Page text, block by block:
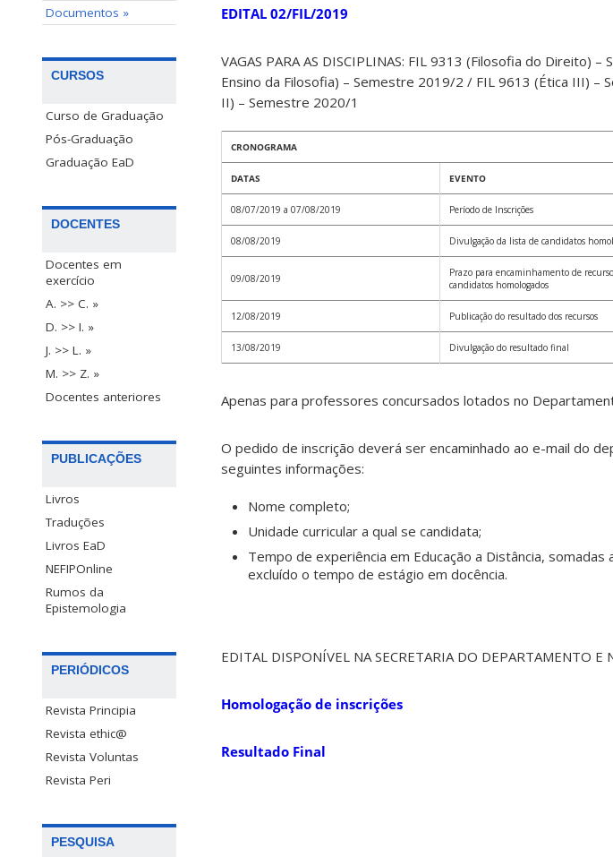
Documentos »
CURSOS
Curso de Graduação
Pós-Graduação
Graduação EaD
DOCENTES
Docentes em
exercício
A. >> C. »
D. >> I. »
J. >> L. »
M. >> Z. »
Docentes anteriores
PUBLICAÇÕES
Livros
Traduções
Livros EaD
NEFIPOnline
Rumos da
Epistemologia
PERIÓDICOS
Revista Principia
Revista ethic@
Revista Voluntas
Revista Peri
PESQUISA
EDITAL 02/FIL/2019
VAGAS PARA AS DISCIPLINAS: FIL 9313 (Filosofia do Direito)
Ensino da Filosofia) – Semestre 2019/2 / FIL 9613 (Ética III) –
II) – Semestre 2020/1
CRONOGRAMA
DATAS EVENTO
08/07/2019 a 07/08/2019 Período de Inscrições
08/08/2019 Divulgação da lista de candidatos
09/08/2019
Prazo para encaminhamento de
candidatos homologados
12/08/2019 Publicação do resultado dos recursos
13/08/2019 Divulgação do resultado final
Apenas para professores concursados lotados no
O pedido de inscrição deverá ser encaminhado ao e-mail do
seguintes informações:
Nome completo;
Unidade curricular a qual se candidata;
Tempo de experiência em Educação a Distância,
excluído o tempo de estágio em docência.
EDITAL DISPONÍVEL NA SECRETARIA DO DEPARTAMENTO E
Homologação de inscrições
Resultado Final